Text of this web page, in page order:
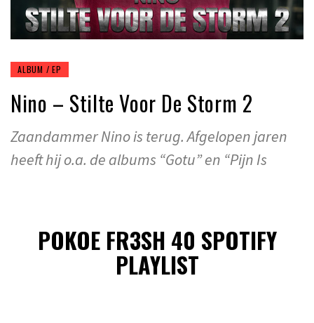
ALBUM / EP
Nino – Stilte Voor De Storm 2
Zaandammer Nino is terug. Afgelopen jaren
heeft hij o.a. de albums “Gotu” en “Pijn Is
POKOE FR3SH 40 SPOTIFY
PLAYLIST